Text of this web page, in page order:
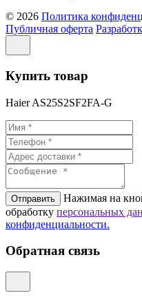
© 2026 Политика
Публичная оферта
Купить товар
Haier AS25S2SF2FA-G
Отправить
Нажимая на
обработку персональных
конфиденциальности.
Обратная связь